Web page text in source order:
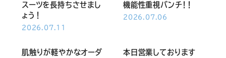
公
式
式
公
公
スーツを長持ちさせまし
ょう！
2026.07.11
機能性重視バンチ！！
2026.07.06
肌触りが軽やかなオーダ
本日営業しております